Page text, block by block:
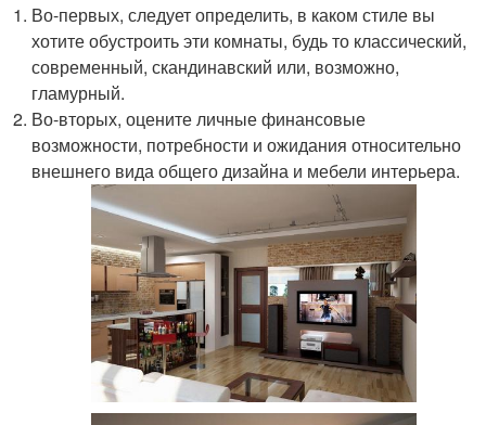
Во-первых, следует определить, в каком стиле вы
хотите обустроить эти комнаты, будь то классический,
современный, скандинавский или, возможно,
гламурный.
Во-вторых, оцените личные финансовые
возможности, потребности и ожидания относительно
внешнего вида общего дизайна и мебели интерьера.